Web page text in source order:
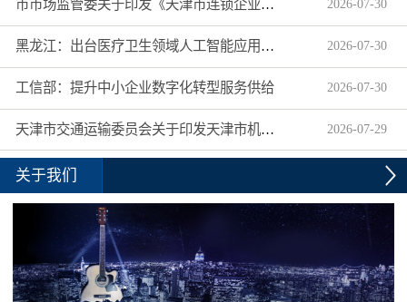
市市场监管委关于印发《天津市连锁企业食品经营许可“先证后核”信用承诺审批实施办法》的通知 2026-07-30
黑龙江：出台医疗卫生领域人工智能应用工作实施方案 2026-07-30
工信部：提升中小企业数字化转型服务供给 2026-07-30
天津市交通运输委员会关于印发天津市机动车驾驶员培训机构及教练员综合信用评价管理办法的通知 2026-07-29
关于我们